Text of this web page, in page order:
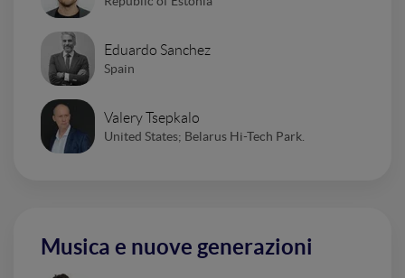
Eduardo Sanchez
Spain
Valery Tsepkalo
United States; Belarus Hi-Tech Park.
Musica e nuove generazioni